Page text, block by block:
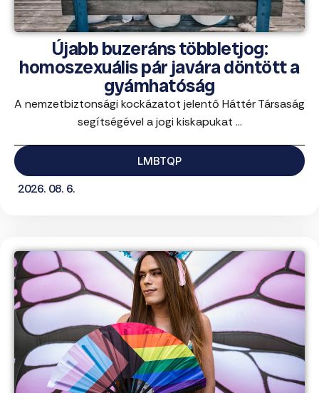
Újabb buzeráns többletjog:
homoszexuális pár javára döntött a
gyámhatóság
A nemzetbiztonsági kockázatot jelentő Háttér Társaság
segítségével a jogi kiskapukat ...
LMBTQP
2026. 08. 6.